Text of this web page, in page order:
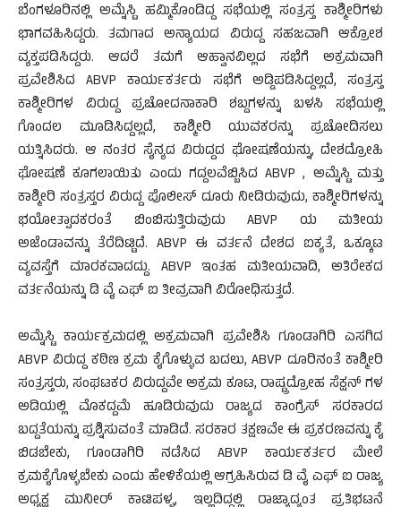
ಬೆಂಗಳೂರಿನಲ್ಲಿ ಅಮ್ನೆಸ್ಟಿ ಹಮ್ಮಿಕೊಂಡಿದ್ದ ಸಭೆಯಲ್ಲಿ ಸಂತ್ರಸ್ತ ಕಾಶ್ಮೀರಿಗಳು
ಭಾಗವಹಿಸಿದ್ದರು. ತಮಗಾದ ಅನ್ಯಾಯದ ವಿರುದ್ದ ಸಹಜವಾಗಿ ಆಕ್ರೋಶ
ವ್ಯಕ್ತಪಡಿಸಿದ್ದರು. ಆದರೆ ತಮಗೆ ಆಹ್ವಾನವಿಲ್ಲದ ಸಭೆಗೆ ಅಕ್ರಮವಾಗಿ
ಪ್ರವೇಶಿಸಿದ ABVP ಕಾರ್ಯಕರ್ತರು ಸಭೆಗೆ ಅಡ್ಡಿಪಡಿಸಿದ್ದಲ್ಲದೆ, ಸಂತ್ರಸ್ತ
ಕಾಶ್ಮೀರಿಗಳ ವಿರುದ್ದ ಪ್ರಚೋದನಾಕಾರಿ ಶಬ್ದಗಳನ್ನು ಬಳಸಿ ಸಭೆಯಲ್ಲಿ
ಗೊಂದಲ ಮೂಡಿಸಿದ್ದಲ್ಲದೆ, ಕಾಶ್ಮೀರಿ ಯುವಕರನ್ನು ಪ್ರಚೋದಿಸಲು
ಯತ್ನಿಸಿದರು. ಆ ನಂತರ ಸೈನ್ಯದ ವಿರುದ್ದದ ಘೋಷಣೆಯನ್ನು, ದೇಶದ್ರೋಹಿ
ಘೋಷಣೆ ಕೂಗಲಾಯಿತು ಎಂದು ಗದ್ದಲವೆಬ್ಬಿಸಿದ ABVP , ಅಮ್ನೆಸ್ಟಿ ಮತ್ತು
ಕಾಶ್ಮೀರಿ ಸಂತ್ರಸ್ತರ ವಿರುದ್ದ ಪೊಲೀಸ್ ದೂರು ನೀಡಿರುವುದು, ಕಾಶ್ಮೀರಿಗಳನ್ನು
ಭಯೋತ್ಪಾದಕರಂತೆ ಬಿಂಬಿಸುತ್ತಿರುವುದು ABVP ಯ ಮತೀಯ
ಅಜೆಂಡಾವನ್ನು ತೆರೆದಿಟ್ಟಿದೆ. ABVP ಈ ವರ್ತನೆ ದೇಶದ ಐಕ್ಯತೆ, ಒಕ್ಕೂಟ
ವ್ಯವಸ್ತೆಗೆ ಮಾರಕವಾದದ್ದು. ABVP ಇಂತಹ ಮತೀಯವಾದಿ, ಅತಿರೇಕದ
ವರ್ತನೆಯನ್ನು ಡಿ ವೈ ಎಫ್ ಐ ತೀವ್ರವಾಗಿ ವಿರೋಧಿಸುತ್ತದೆ.
ಅಮ್ನೆಸ್ಟಿ ಕಾರ್ಯಕ್ರಮದಲ್ಲಿ ಅಕ್ರಮವಾಗಿ ಪ್ರವೇಶಿಸಿ ಗೂಂಡಾಗಿರಿ ಎಸಗಿದ
ABVP ವಿರುದ್ದ ಕಠಿಣ ಕ್ರಮ ಕೈಗೊಳ್ಳುವ ಬದಲು, ABVP ದೂರಿನಂತೆ ಕಾಶ್ಮೀರಿ
ಸಂತ್ರಸ್ತರು, ಸಂಘಟಕರ ವಿರುದ್ದವೇ ಅಕ್ರಮ ಕೂಟ, ರಾಷ್ಟ್ರದ್ರೋಹ ಸೆಕ್ಷನ್ ಗಳ
ಅಡಿಯಲ್ಲಿ ಮೊಕದ್ದಮೆ ಹೂಡಿರುವುದು ರಾಜ್ಯದ ಕಾಂಗ್ರೆಸ್ ಸರಕಾರದ
ಬದ್ದತೆಯನ್ನು ಪ್ರಶ್ನಿಸುವಂತೆ ಮಾಡಿದೆ. ಸರಕಾರ ತಕ್ಷಣವೇ ಈ ಪ್ರಕರಣವನ್ನು ಕೈ
ಬಿಡಬೇಕು, ಗೂಂಡಾಗಿರಿ ನಡೆಸಿದ ABVP ಕಾರ್ಯಕರ್ತರ ಮೇಲೆ
ಕ್ರಮಕೈಗೊಳ್ಳಬೇಕು ಎಂದು ಹೇಳಿಕೆಯಲ್ಲಿ ಆಗ್ರಹಿಸಿರುವ ಡಿ ವೈ ಎಫ್ ಐ ರಾಜ್ಯ
ಅಧ್ಯಕ್ಷ ಮುನೀರ್ ಕಾಟಿಪಳ್ಳ, ಇಲ್ಲದಿದ್ದಲ್ಲಿ ರಾಜ್ಯಾದ್ಯಂತ ಪ್ರತಿಭಟನೆ